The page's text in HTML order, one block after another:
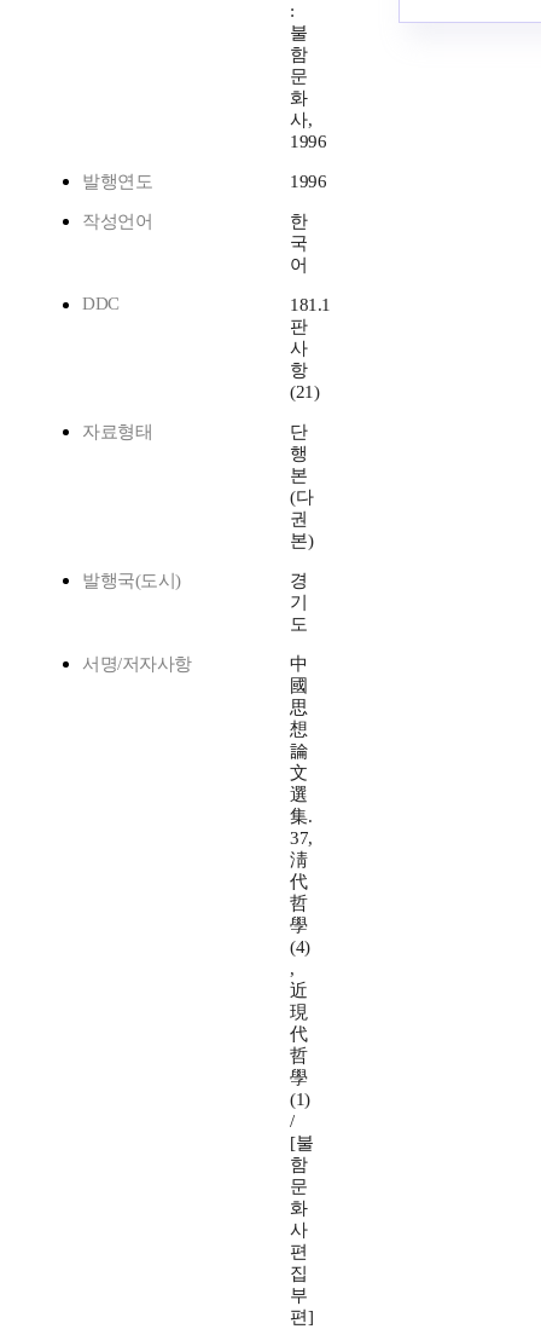
:
불
함
문
화
사,
1996
발행연도 1996
작성언어
한
국
어
DDC
181.1
판
사
항
(21)
자료형태
단
행
본
(다
권
본)
발행국(도시)
경
기
도
서명/저자사항
中
國
思
想
論
文
選
集.
37,
淸
代
哲
學
(4)
,
近
現
代
哲
學
(1)
/
[불
함
문
화
사
편
집
부
편]